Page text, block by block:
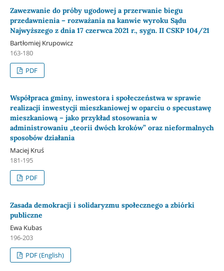
Zawezwanie do próby ugodowej a przerwanie biegu
przedawnienia – rozważania na kanwie wyroku Sądu
Najwyższego z dnia 17 czerwca 2021 r., sygn. II CSKP 104/21
Bartłomiej Krupowicz
163-180
PDF
Współpraca gminy, inwestora i społeczeństwa w sprawie
realizacji inwestycji mieszkaniowej w oparciu o specustawę
mieszkaniową – jako przykład stosowania w
administrowaniu „teorii dwóch kroków” oraz nieformalnych
sposobów działania
Maciej Kruś
181-195
PDF
Zasada demokracji i solidaryzmu społecznego a zbiórki
publiczne
Ewa Kubas
196-203
PDF (English)